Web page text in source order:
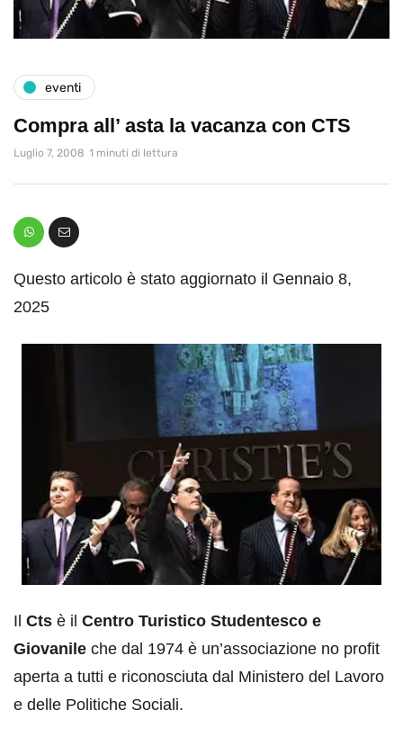
eventi
Compra all’ asta la vacanza con CTS
Luglio 7, 2008 1 minuti di lettura
Questo articolo è stato aggiornato il Gennaio 8,
2025
Il Cts è il Centro Turistico Studentesco e
Giovanile che dal 1974 è un’associazione no profit
aperta a tutti e riconosciuta dal Ministero del Lavoro
e delle Politiche Sociali.